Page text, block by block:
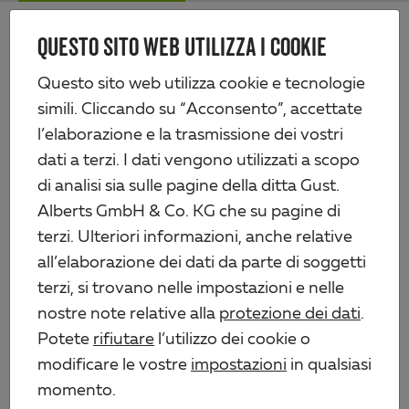
QUESTO SITO WEB UTILIZZA I COOKIE
Questo sito web utilizza cookie e tecnologie
simili. Cliccando su “Acconsento”, accettate
l’elaborazione e la trasmissione dei vostri
dati a terzi. I dati vengono utilizzati a scopo
di analisi sia sulle pagine della ditta Gust.
Alberts GmbH & Co. KG che su pagine di
terzi. Ulteriori informazioni, anche relative
all’elaborazione dei dati da parte di soggetti
terzi, si trovano nelle impostazioni e nelle
nostre note relative alla protezione dei dati.
Potete rifiutare l’utilizzo dei cookie o
modificare le vostre impostazioni in qualsiasi
momento.
Skip
content
Alberts
Prodotti Tecnologia di recinzione
Ferramenta per cancelli in legno
Gancio